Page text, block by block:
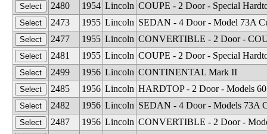
2480
1954 Lincoln COUPE - 2 Door - Special
2473
1955 Lincoln SEDAN - 4 Door - Model 73A
2477
1955 Lincoln CONVERTIBLE - 2 Door -
2481
1955 Lincoln COUPE - 2 Door - Special
2499
1956 Lincoln CONTINENTAL Mark II
2485
1956 Lincoln HARDTOP - 2 Door - Models
2482
1956 Lincoln SEDAN - 4 Door - Models 73A
2487
1956 Lincoln CONVERTIBLE - 2 Door -